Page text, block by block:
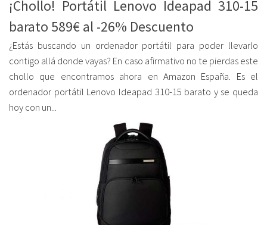
¡Chollo! Portátil Lenovo Ideapad 310-15
barato 589€ al -26% Descuento
¿Estás buscando un ordenador portátil para poder llevarlo
contigo allá donde vayas? En caso afirmativo no te pierdas este
chollo que encontramos ahora en Amazon España. Es el
ordenador portátil Lenovo Ideapad 310-15 barato y se queda
hoy con un...